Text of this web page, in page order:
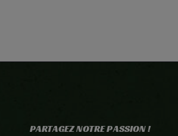
PARTAGEZ NOTRE PASSION !